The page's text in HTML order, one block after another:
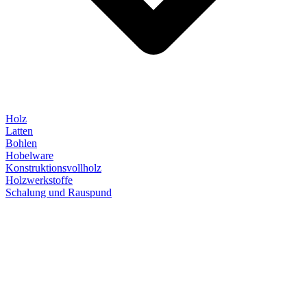
Holz
Latten
Bohlen
Hobelware
Konstruktionsvollholz
Holzwerkstoffe
Schalung und Rauspund